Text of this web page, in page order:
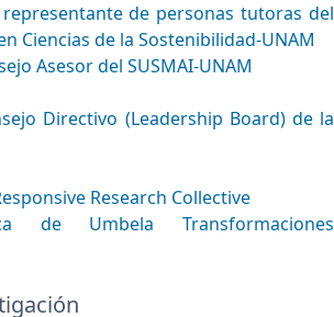
de personas tutoras del
Ciencias de la Sostenibilidad-UNAM
Asesor del SUSMAI-UNAM
Directivo (Leadership Board) de la
Research Collective
de Umbela Transformaciones